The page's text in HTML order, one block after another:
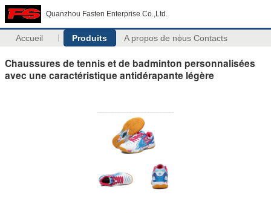
Quanzhou Fasten Enterprise Co.,Ltd.
Accueil Produits A propos de nous Contacts
Chaussures de tennis et de badminton personnalisées
avec une caractéristique antidérapante légère